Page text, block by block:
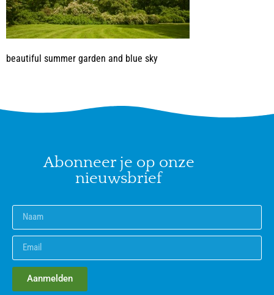
beautiful summer garden and blue sky
Abonneer je op onze
nieuwsbrief
Aanmelden